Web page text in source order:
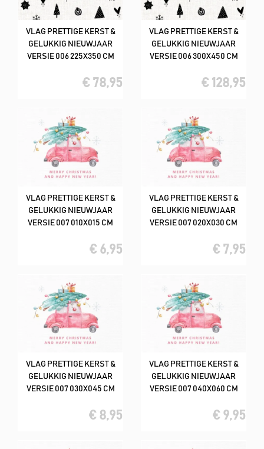
VLAG PRETTIGE KERST &
GELUKKIG NIEUWJAAR
VERSIE 006 225X350 CM
€ 78,95
VLAG PRETTIGE KERST &
GELUKKIG NIEUWJAAR
VERSIE 006 300X450 CM
€ 128,95
VLAG PRETTIGE KERST &
GELUKKIG NIEUWJAAR
VERSIE 007 010X015 CM
€ 6,95
VLAG PRETTIGE KERST &
GELUKKIG NIEUWJAAR
VERSIE 007 020X030 CM
€ 7,95
VLAG PRETTIGE KERST &
GELUKKIG NIEUWJAAR
VERSIE 007 030X045 CM
€ 8,95
VLAG PRETTIGE KERST &
GELUKKIG NIEUWJAAR
VERSIE 007 040X060 CM
€ 9,95